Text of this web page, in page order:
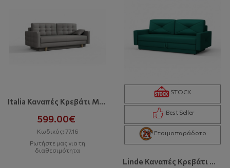
Italia Καναπές Κρεβάτι Με Αποθηκευτικό Χώρο
599.00€
Κωδικός: 77.16
Ρωτήστε μας για τη
διαθεσιμότητα
STOCK
Best Seller
Ετοιμοπαράδοτο
Linde Καναπές Κρεβάτι Με Αποθηκευτικό Χώρο